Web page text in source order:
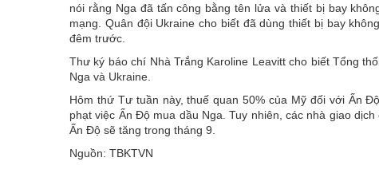
nói rằng Nga đã tấn công bằng tên lửa và thiết bị bay
mạng. Quân đội Ukraine cho biết đã dùng thiết bị bay
đêm trước.
Thư ký báo chí Nhà Trắng Karoline Leavitt cho biết Tổng
Nga và Ukraine.
Hôm thứ Tư tuần này, thuế quan 50% của Mỹ đối với Ấn
phạt việc Ấn Độ mua dầu Nga. Tuy nhiên, các nhà giao
Ấn Độ sẽ tăng trong tháng 9.
Nguồn: TBKTVN